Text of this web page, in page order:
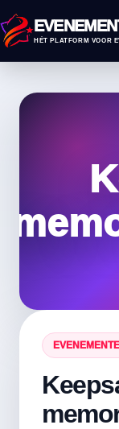
HÉT PLATFORM VOOR